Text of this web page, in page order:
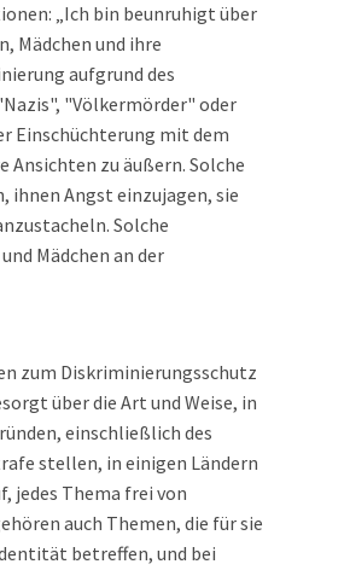
„Ich bin beunruhigt über
Mädchen und ihre
aufgrund des
"Völkermörder" oder
Einschüchterung mit dem
Ansichten zu äußern. Solche
ihnen Angst einzujagen, sie
Solche
Mädchen an der
zum Diskriminierungsschutz
über die Art und Weise, in
einschließlich des
stellen, in einigen Ländern
jedes Thema frei von
auch Themen, die für sie
betreffen, und bei